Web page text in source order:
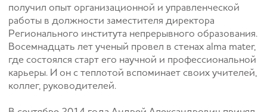
получил опыт организационной и управленческой
работы в должности заместителя директора
Регионального института непрерывного образования.
Восемнадцать лет ученый провел в стенах alma mater,
где состоялся старт его научной и профессиональной
карьеры. И он с теплотой вспоминает своих учителей,
коллег, руководителей.